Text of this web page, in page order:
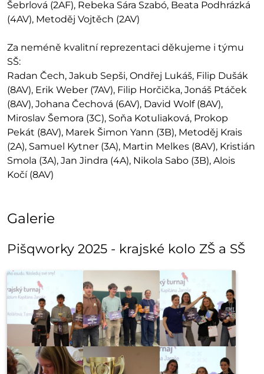
Šebrlová (2AF), Rebeka Sára Szabó, Beata Podhrázká
(4AV), Metoděj Vojtěch (2AV)
Za neméně kvalitní reprezentaci děkujeme i týmu
SŠ:
Radan Čech, Jakub Sepši, Ondřej Lukáš, Filip Dušák
(8AV), Erik Weber (7AV), Filip Horčička, Jonáš Ptáček
(8AV), Johana Čechová (6AV), David Wolf (8AV),
Miroslav Šemora (3C), Soňa Kotuliaková, Prokop
Pekát (8AV), Marek Šimon Yann (3B), Metoděj Krais
(2A), Samuel Kytner (3A), Martin Melkes (8AV), Kristián
Smola (3A), Jan Jindra (4A), Nikola Sabo (3B), Alois
Kočí (8AV)
Galerie
Pišqworky 2025 - krajské kolo ZŠ a SŠ